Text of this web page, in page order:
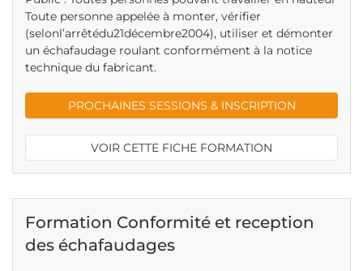
Toute personne appelée à monter, vérifier
(selonl’arrêtédu21décembre2004), utiliser et démonter
un échafaudage roulant conformément à la notice
technique du fabricant.
PROCHAINES SESSIONS & INSCRIPTION
VOIR CETTE FICHE FORMATION
Formation Conformité et reception
des échafaudages